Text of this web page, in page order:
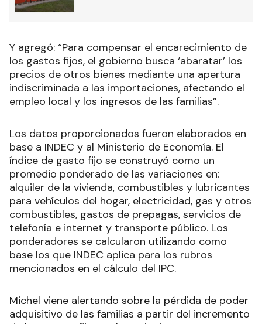
Y agregó: “Para compensar el encarecimiento de
los gastos fijos, el gobierno busca ‘abaratar’ los
precios de otros bienes mediante una apertura
indiscriminada a las importaciones, afectando el
empleo local y los ingresos de las familias”.
Los datos proporcionados fueron elaborados en
base a INDEC y al Ministerio de Economía. El
índice de gasto fijo se construyó como un
promedio ponderado de las variaciones en:
alquiler de la vivienda, combustibles y lubricantes
para vehículos del hogar, electricidad, gas y otros
combustibles, gastos de prepagas, servicios de
telefonía e internet y transporte público. Los
ponderadores se calcularon utilizando como
base los que INDEC aplica para los rubros
mencionados en el cálculo del IPC.
Michel viene alertando sobre la pérdida de poder
adquisitivo de las familias a partir del incremento